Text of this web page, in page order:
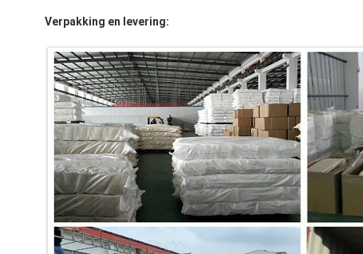
Verpakking en levering: